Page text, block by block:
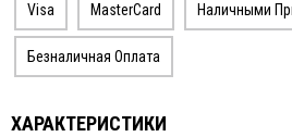
Visa MasterCard Наличными
Безналичная Оплата
ХАРАКТЕРИСТИКИ